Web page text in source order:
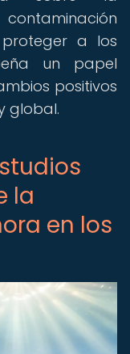
a los
un papel
positivos
global.
la
en los